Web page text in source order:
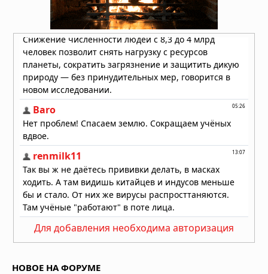
бактерии, защищающие детей от
аллергии и астмы
02.08.2026 в 07:00
Стоматологи нашли простой способ
остановить кариес без сверления
30.07.2026 в 08:47
мягких тканей
здоровье сердца
28.07.2026 в 10:23
Как выбрать хорошего врача и
клинику: на что обращать внимание
перед записью на приём
Для добавления необходима авторизация
НОВОЕ НА ФОРУМЕ